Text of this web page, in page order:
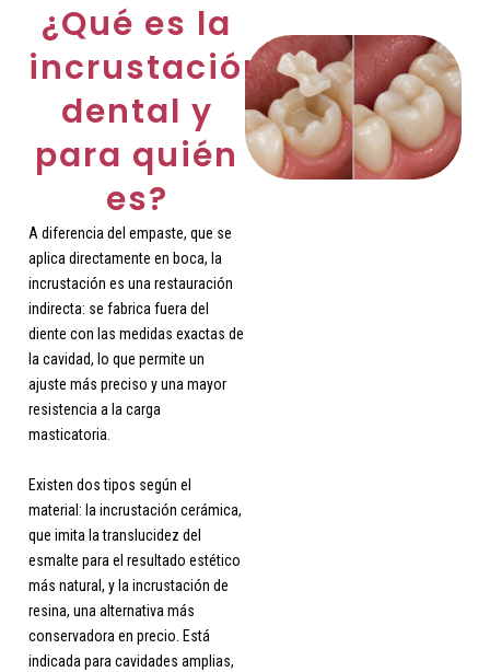
¿Qué es la
incrustación
dental y
para quién
es?
A diferencia del empaste, que se
aplica directamente en boca, la
incrustación es una restauración
indirecta: se fabrica fuera del
diente con las medidas exactas de
la cavidad, lo que permite un
ajuste más preciso y una mayor
resistencia a la carga
masticatoria.
Existen dos tipos según el
material: la incrustación cerámica,
que imita la translucidez del
esmalte para el resultado estético
más natural, y la incrustación de
resina, una alternativa más
conservadora en precio. Está
indicada para cavidades amplias,